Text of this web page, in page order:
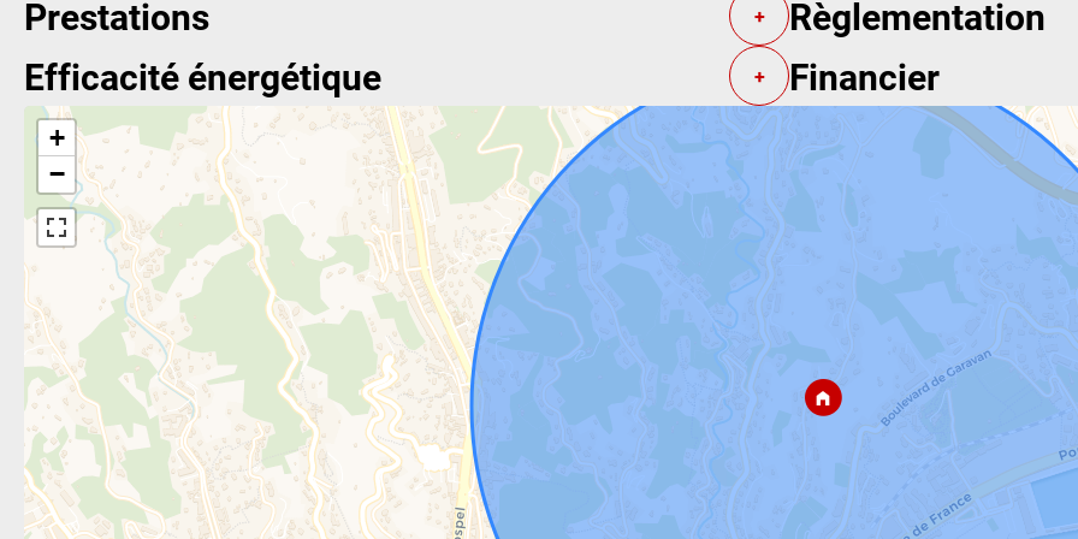
Prestations +
Règlementation
Efficacité énergétique
+ Financier
+
−